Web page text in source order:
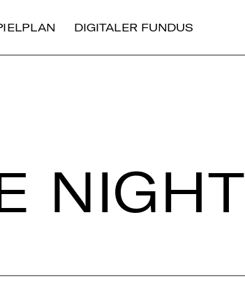
DIGITALER FUNDUS
NIGHT